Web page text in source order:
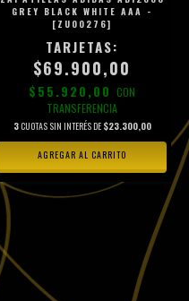
GREY BLACK WHITE AAA -
[ZU00276]
$69.900,00
$55.920,00 CON
TRANSFERENCIA
3CUOTAS SIN INTERÉS DE $23.300,00
AGREGAR AL CARRITO